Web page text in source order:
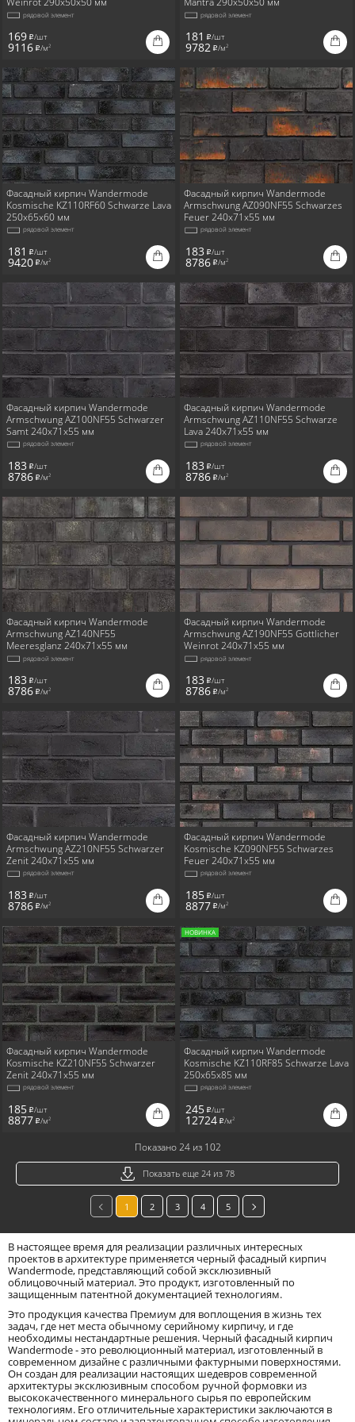
рядовой элемент
169 i/шт
9116 i/м2
рядовой элемент
181 i/шт
9782 i/м2
Фасадный кирпич Wandermode
Kosmische KZ110RF60 Schwarze Lava
250x65x60 мм
рядовой элемент
181 i/шт
9420 i/м2
Фасадный кирпич Wandermode
Armschwung AZ090NF55 Schwarzes
Feuer 240x71x55 мм
рядовой элемент
183 i/шт
8786 i/м2
Фасадный кирпич Wandermode
Armschwung AZ100NF55 Schwarzer
Samt 240x71x55 мм
рядовой элемент
183 i/шт
8786 i/м2
Фасадный кирпич Wandermode
Armschwung AZ110NF55 Schwarze
Lava 240x71x55 мм
рядовой элемент
183 i/шт
8786 i/м2
Фасадный кирпич Wandermode
Armschwung AZ140NF55
Meeresglanz 240x71x55 мм
рядовой элемент
183 i/шт
8786 i/м2
Фасадный кирпич Wandermode
Armschwung AZ190NF55 Gottlicher
Weinrot 240x71x55 мм
рядовой элемент
183 i/шт
8786 i/м2
Фасадный кирпич Wandermode
Armschwung AZ210NF55 Schwarzer
Zenit 240x71x55 мм
рядовой элемент
183 i/шт
8786 i/м2
Фасадный кирпич Wandermode
Kosmische KZ090NF55 Schwarzes
Feuer 240x71x55 мм
рядовой элемент
185 i/шт
8877 i/м2
Фасадный кирпич Wandermode
Kosmische KZ210NF55 Schwarzer
Zenit 240x71x55 мм
рядовой элемент
185 i/шт
8877 i/м2
НОВИНКА
Фасадный кирпич Wandermode
Kosmische KZ110RF85 Schwarze Lava
250x65x85 мм
рядовой элемент
245 i/шт
12724 i/м2
Показано 24 из 102
Показать еще 24 из 78
1 2 3 4 5
В настоящее время для реализации различных интересных
проектов в архитектуре применяется черный фасадный кирпич
Wandermode, представляющий собой эксклюзивный
облицовочный материал. Это продукт, изготовленный по
защищенным патентной документацией технологиям.
Это продукция качества Премиум для воплощения в жизнь тех
задач, где нет места обычному серийному кирпичу, и где
необходимы нестандартные решения. Черный фасадный кирпич
Wandermode - это революционный материал, изготовленный в
современном дизайне с различными фактурными поверхностями.
Он создан для реализации настоящих шедевров современной
архитектуры эксклюзивным способом ручной формовки из
высококачественного минерального сырья по европейским
технологиям. Его отличительные характеристики заключаются в